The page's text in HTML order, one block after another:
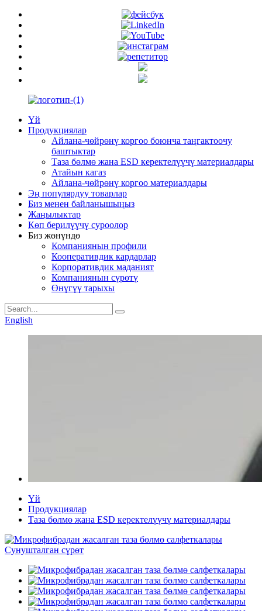
Үй
Продукциялар
Айлана-чөйрөнү коргоо боюнча таңгактоочу
баштыктар
Таза бөлмө жана ESD керектелүүчү материалдары
Атайын кагаз
Айлана-чөйрөнү коргоо материалдары
Эң популярдуу товарлар
Биз менен байланышыңыз
Жаңылыктар
Көп берилүүчү суроолор
Биз жөнүндө
Компаниянын профили
Кооперативдик кардарлар
Корпоративдик маданият
Компаниянын сүрөтү
Өнүгүү тарыхы
English
Үй
Продукциялар
Таза бөлмө жана ESD керектелүүчү материалдары